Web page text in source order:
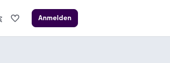
Anmelden